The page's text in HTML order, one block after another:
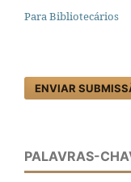
Para Bibliotecários
ENVIAR
PALAVRAS-